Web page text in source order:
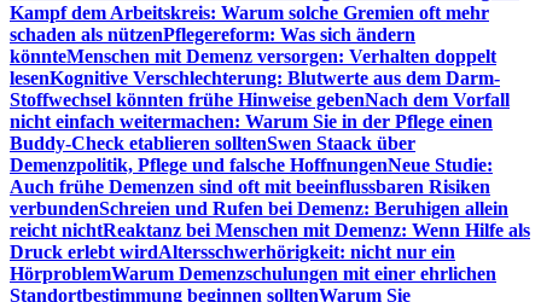
Kampf dem Arbeitskreis: Warum solche Gremien oft mehr
schaden als nützenPflegereform: Was sich ändern
könnteMenschen mit Demenz versorgen: Verhalten doppelt
lesenKognitive Verschlechterung: Blutwerte aus dem Darm-
Stoffwechsel könnten frühe Hinweise gebenNach dem Vorfall
nicht einfach weitermachen: Warum Sie in der Pflege einen
Buddy-Check etablieren solltenSwen Staack über
Demenzpolitik, Pflege und falsche HoffnungenNeue Studie:
Auch frühe Demenzen sind oft mit beeinflussbaren Risiken
verbundenSchreien und Rufen bei Demenz: Beruhigen allein
reicht nichtReaktanz bei Menschen mit Demenz: Wenn Hilfe als
Druck erlebt wirdAltersschwerhörigkeit: nicht nur ein
HörproblemWarum Demenzschulungen mit einer ehrlichen
Standortbestimmung beginnen solltenWarum Sie